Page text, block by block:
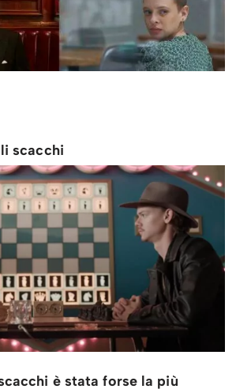
scacchi
è stata forse la più